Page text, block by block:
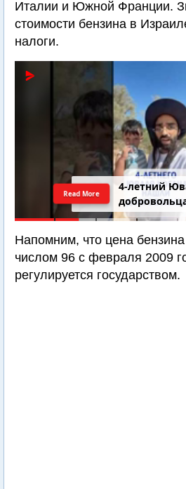
Италии и Южной Франции.
стоимости бензина в
налоги.
4-летний
Read More
Напомним, что цена
числом 96 с февраля 2009
регулируется государством.